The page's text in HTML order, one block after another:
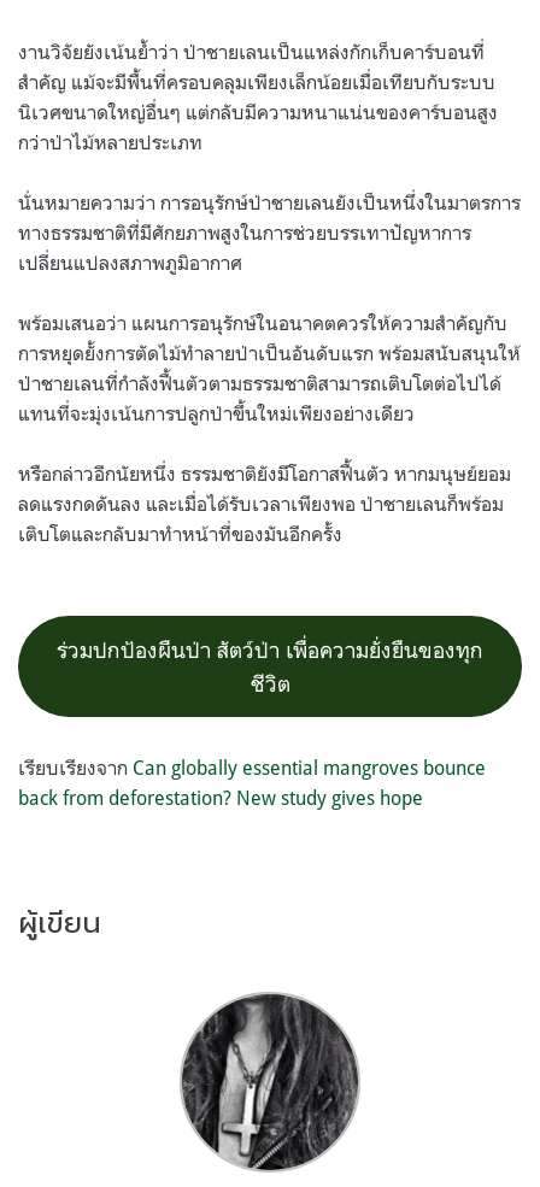
งานวิจัยยังเน้นย้ำว่า ป่าชายเลนเป็นแหล่งกักเก็บคาร์บอนที่
สำคัญ แม้จะมีพื้นที่ครอบคลุมเพียงเล็กน้อยเมื่อเทียบกับระบบ
นิเวศขนาดใหญ่อื่นๆ แต่กลับมีความหนาแน่นของคาร์บอนสูง
กว่าป่าไม้หลายประเภท
นั่นหมายความว่า การอนุรักษ์ป่าชายเลนยังเป็นหนึ่งในมาตรการ
ทางธรรมชาติที่มีศักยภาพสูงในการช่วยบรรเทาปัญหาการ
เปลี่ยนแปลงสภาพภูมิอากาศ
พร้อมเสนอว่า แผนการอนุรักษ์ในอนาคตควรให้ความสำคัญกับ
การหยุดยั้งการตัดไม้ทำลายป่าเป็นอันดับแรก พร้อมสนับสนุนให้
ป่าชายเลนที่กำลังฟื้นตัวตามธรรมชาติสามารถเติบโตต่อไปได้
แทนที่จะมุ่งเน้นการปลูกป่าขึ้นใหม่เพียงอย่างเดียว
หรือกล่าวอีกนัยหนึ่ง ธรรมชาติยังมีโอกาสฟื้นตัว หากมนุษย์ยอม
ลดแรงกดดันลง และเมื่อได้รับเวลาเพียงพอ ป่าชายเลนก็พร้อม
เติบโตและกลับมาทำหน้าที่ของมันอีกครั้ง
ร่วมปกป้องผืนป่า สัตว์ป่า เพื่อความยั่งยืนของทุก
ชีวิต
เรียบเรียงจาก Can globally essential mangroves bounce
back from deforestation? New study gives hope
ผู้เขียน